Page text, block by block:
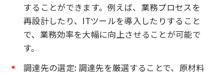
することができます。例えば、業務プロセスを
再設計したり、ITツールを導入したりすること
で、業務効率を大幅に向上させることが可能で
す。
調達先の選定: 調達先を厳選することで、原材料